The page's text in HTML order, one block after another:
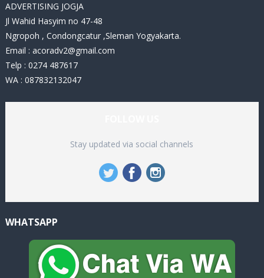
ADVERTISING JOGJA
Jl Wahid Hasyim no 47-48
Ngropoh , Condongcatur ,Sleman Yogyakarta.
Email : acoradv2@gmail.com
Telp : 0274 487617
WA : 087832132047
Stay updated via social channels
WHATSAPP